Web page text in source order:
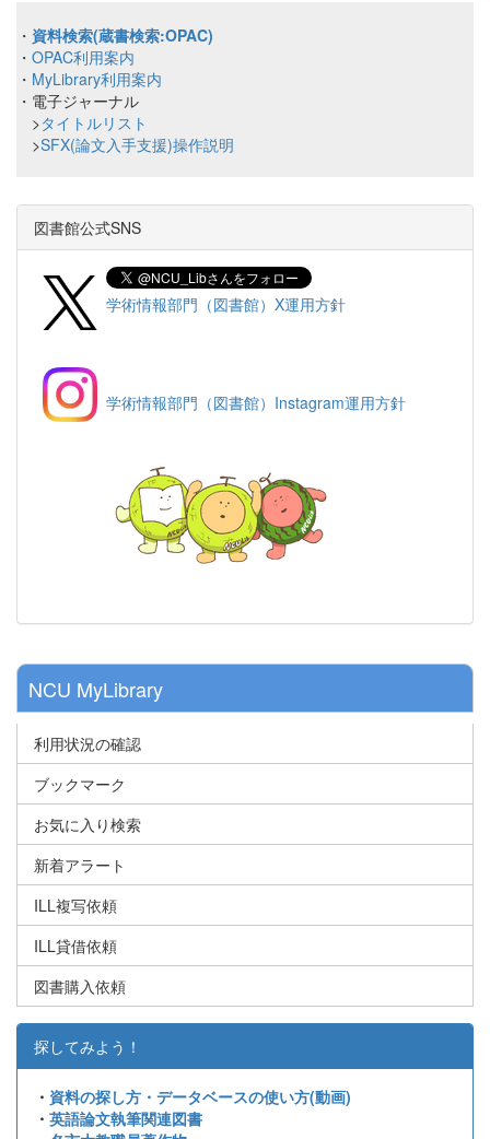
・ 資料検索(蔵書検索:OPAC)
・ OPAC利用案内
・ MyLibrary利用案内
・電子ジャーナル
>タイトルリスト
>SFX(論文入手支援)操作説明
図書館公式SNS
学術情報部門（図書館）X運用方針
学術情報部門（図書館）Instagram運用方針
NCU MyLibrary
利用状況の確認
ブックマーク
お気に入り検索
新着アラート
ILL複写依頼
ILL貸借依頼
図書購入依頼
探してみよう！
・ 資料の探し方・データベースの使い方(動画)
・ 英語論文執筆関連図書